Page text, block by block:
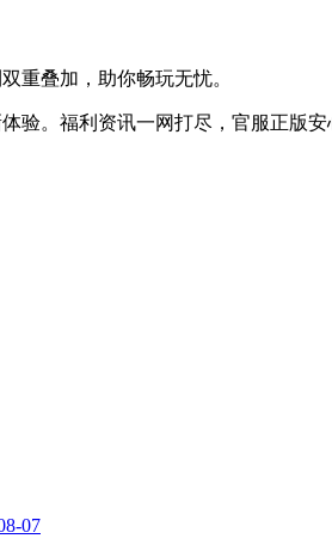
重叠加，助你畅玩无忧。
验。福利资讯一网打尽，官服正版
07